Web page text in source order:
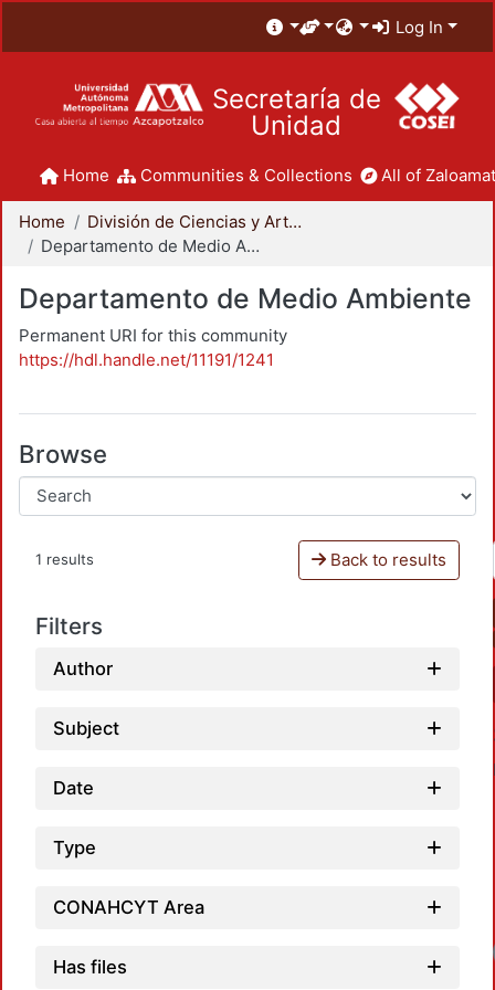
Log In
Secretaría de
Unidad
Home Communities & Collections All of
Home
División de Ciencias y Artes para el Diseño
Departamento de Medio Ambiente
Departamento de Medio Ambiente
Permanent URI for this community
https://hdl.handle.net/11191/1241
Browse
1 results Back to results
Filters
Author
Subject
Date
Type
CONAHCYT Area
Has files